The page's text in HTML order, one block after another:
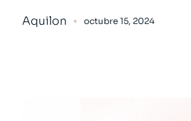
Aquilon octubre 15, 2024